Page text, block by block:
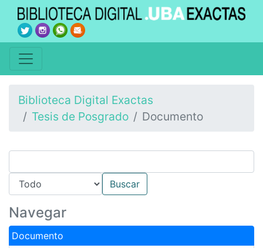
Biblioteca Digital Exactas
Tesis de Posgrado
Documento
Navegar
Documento